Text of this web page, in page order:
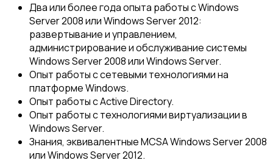
Два или более года опыта работы с Windows
Server 2008 или Windows Server 2012:
развертывание и управлением,
администрирование и обслуживание системы
Windows Server 2008 или Windows Server.
Опыт работы с сетевыми технологиями на
платформе Windows.
Опыт работы с Active Directory.
Опыт работы с технологиями виртуализации в
Windows Server.
Знания, эквивалентные MCSA Windows Server 2008
или Windows Server 2012.